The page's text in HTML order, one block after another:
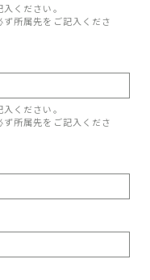
ください。
ず所属先をご記入くださ
ください。
ず所属先をご記入くださ